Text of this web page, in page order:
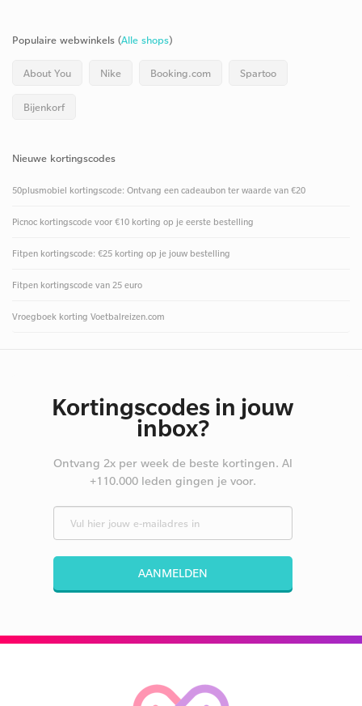
Populaire webwinkels (Alle shops)
About You Nike Booking.com Spartoo
Bijenkorf
Nieuwe kortingscodes
50plusmobiel kortingscode: Ontvang een cadeaubon ter waarde van €20
Picnoc kortingscode voor €10 korting op je eerste bestelling
Fitpen kortingscode: €25 korting op je jouw bestelling
Fitpen kortingscode van 25 euro
Vroegboek korting Voetbalreizen.com
Kortingscodes in jouw
inbox?
Ontvang 2x per week de beste kortingen. Al
+110.000 leden gingen je voor.
AANMELDEN